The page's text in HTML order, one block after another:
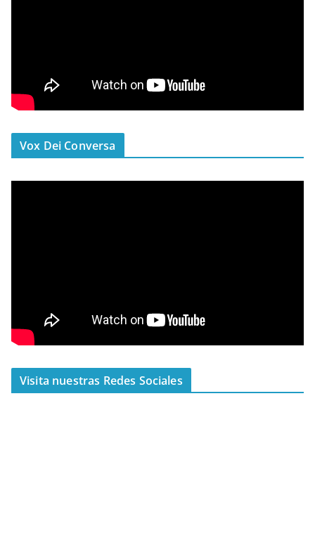
Vox Dei Conversa
Visita nuestras Redes Sociales